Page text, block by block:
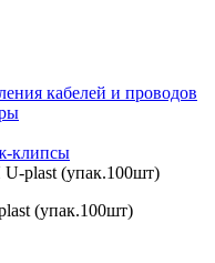
кабелей и проводов
клипсы
plast (упак.100шт)